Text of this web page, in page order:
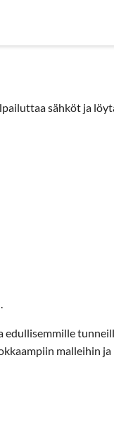
sähköt ja
malleihin